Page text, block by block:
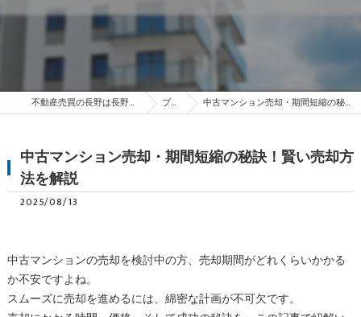
不動産売買の長野は長野土地開発株式会社 ブログ 中古マンション売却・期間短縮の秘訣！賢い売却方法を解説
中古マンション売却・期間短縮の秘訣！賢い売却方
法を解説
2025/08/13
中古マンションの売却を検討中の方、売却期間がどれくらいかかる
か不安ですよね。
スムーズに売却を進めるには、綿密な計画が不可欠です。